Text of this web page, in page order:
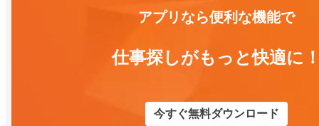
アプリなら便利な機能で
仕事探しがもっと快適に
今すぐ無料ダウンロード